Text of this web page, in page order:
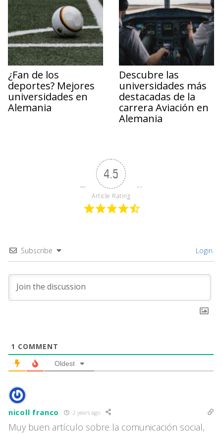
¿Fan de los
deportes? Mejores
universidades en
Alemania
Descubre las
universidades más
destacadas de la
carrera Aviación en
Alemania
4.5
Article Rating
Subscribe Login
1 COMMENT
Oldest
nicoll franco 2 years ago
Muy buen artículo sobre la comunicación social,